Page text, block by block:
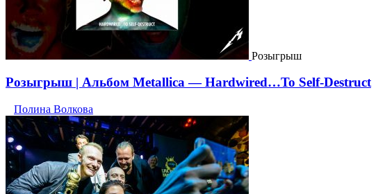
Розыгрыш
Розыгрыш | Альбом Metallica — Hardwired…To Self-Destruct
Полина Волкова